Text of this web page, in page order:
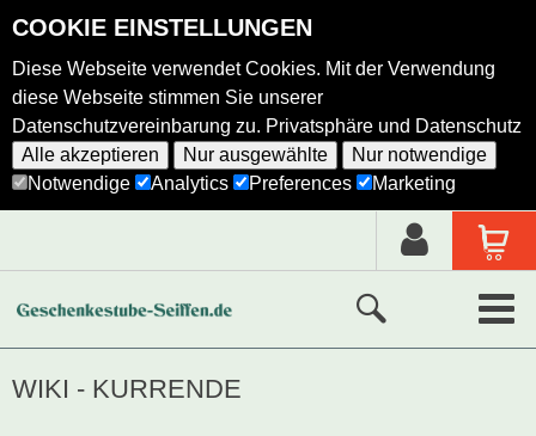
COOKIE EINSTELLUNGEN
Diese Webseite verwendet Cookies. Mit der Verwendung
diese Webseite stimmen Sie unserer
Datenschutzvereinbarung zu. Privatsphäre und Datenschutz
Alle akzeptieren
Nur ausgewählte
Nur notwendige
Notwendige
Analytics Preferences Marketing
WIKI - KURRENDE